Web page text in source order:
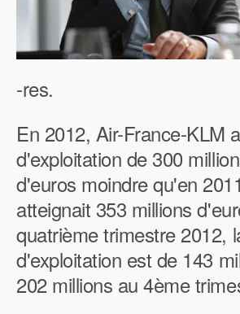
-res.
En 2012, Air-France-KLM
d'exploitation de 300
d'euros moindre qu'en
atteignait 353 millions
quatrième trimestre 2012,
d'exploitation est de 143
202 millions au 4ème